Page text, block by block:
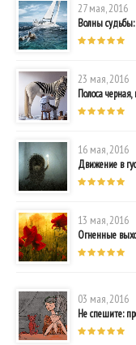
27 мая, 2016
Волны
23 мая, 2016
Полоса
16 мая, 2016
Движение в
13 мая, 2016
Огненные
03 мая, 2016
Не спешите: